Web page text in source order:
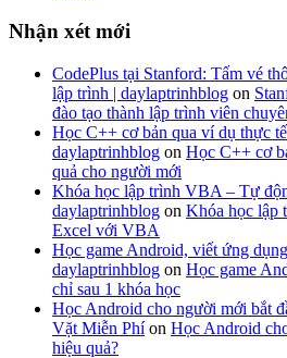
Nhận xét mới
CodePlus tại Stanford: Tấm vé
lập trình | daylaptrinhblog on
đào tạo thành lập trình viên
Học C++ cơ bản qua ví dụ thực
daylaptrinhblog on Học C++ cơ
quả cho người mới
Khóa học lập trình VBA – Tự
daylaptrinhblog on Khóa học lập
Excel với VBA
Học game Android, viết ứng
daylaptrinhblog on Học game
chỉ sau 1 khóa học
Học Android cho người mới bắt
Vặt Miễn Phíon Học Android
hiệu quả?